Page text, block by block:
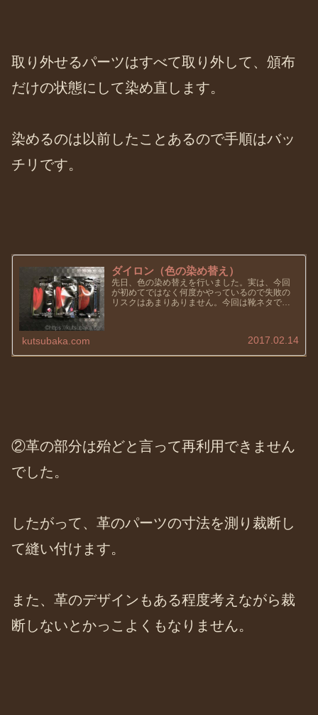
取り外せるパーツはすべて取り外して、頒布
だけの状態にして染め直します。
染めるのは以前したことあるので手順はバッ
チリです。
ダイロン（色の染め替え）
先日、色の染め替えを行いました。実は、今回
が初めてではなく何度かやっているので失敗の
リスクはあまりありません。今回は靴ネタでは
kutsubaka.com 2017.02.14
②革の部分は殆どと言って再利用できません
でした。
したがって、革のパーツの寸法を測り裁断し
て縫い付けます。
また、革のデザインもある程度考えながら裁
断しないとかっこよくもなりません。